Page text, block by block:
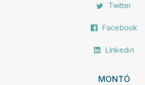
Twitter
Facebook
Linkedin
MONTÓ